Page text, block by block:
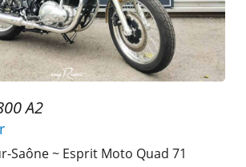
A2
Saône~ Esprit Moto Quad 71